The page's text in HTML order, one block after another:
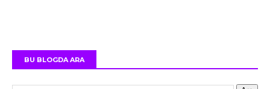
BU BLOGDA ARA